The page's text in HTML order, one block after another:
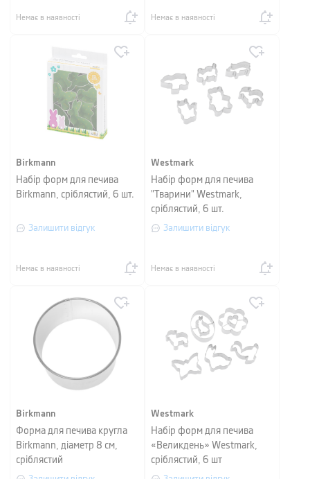
Немає в наявності Немає в наявності
Birkmann
Набір форм для печива
Birkmann, сріблястий, 6 шт.
Залишити відгук
Немає в наявності
Westmark
Набір форм для печива
"Тварини" Westmark,
сріблястий, 6 шт.
Залишити відгук
Немає в наявності
Birkmann
Форма для печива кругла
Birkmann, діаметр 8 см,
сріблястий
Westmark
Набір форм для печива
«Великдень» Westmark,
сріблястий, 6 шт